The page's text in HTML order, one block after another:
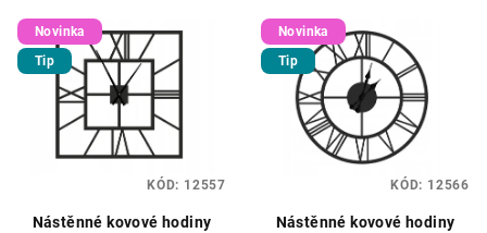
Novinka
Tip
Nástěnné kovové hodiny
KÓD: 12557
Novinka
Tip
Nástěnné kovové hodiny
KÓD: 12566